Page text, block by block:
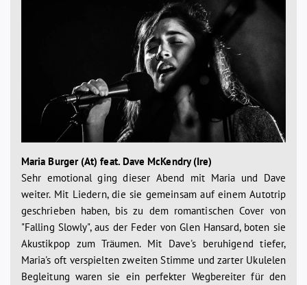
Maria Burger (At) feat. Dave McKendry (Ire)
Sehr emotional ging dieser Abend mit Maria und Dave
weiter. Mit Liedern, die sie gemeinsam auf einem Autotrip
geschrieben haben, bis zu dem romantischen Cover von
"Falling Slowly", aus der Feder von Glen Hansard, boten sie
Akustikpop zum Träumen. Mit Dave's beruhigend tiefer,
Maria's oft verspielten zweiten Stimme und zarter Ukulelen
Begleitung waren sie ein perfekter Wegbereiter für den